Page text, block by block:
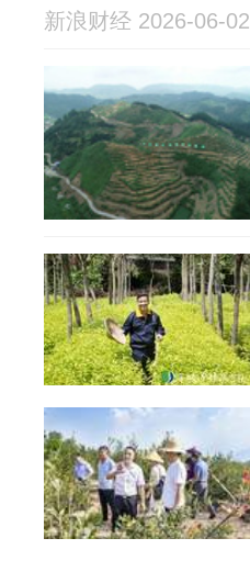
新浪财经 2026-06-02